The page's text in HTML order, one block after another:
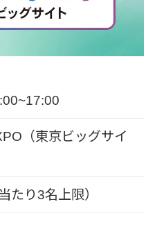
（東京ビッグサイ
たり3名上限）